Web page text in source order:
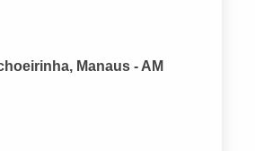
Manaus - AM